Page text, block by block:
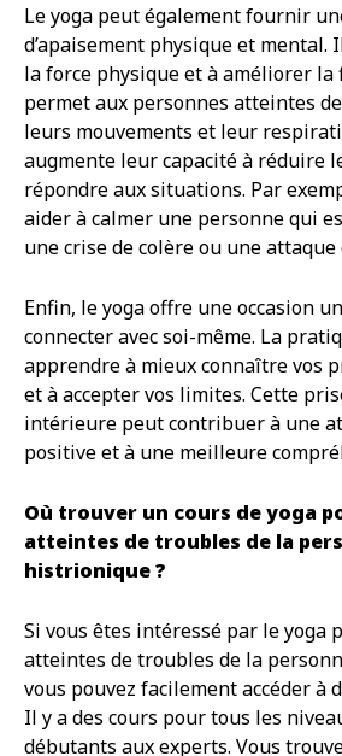
Le yoga peut également fournir
d’apaisement physique et mental.
la force physique et à améliorer
permet aux personnes atteintes
leurs mouvements et leur
augmente leur capacité à réduire
répondre aux situations. Par
aider à calmer une personne qui
une crise de colère ou une attaque
Enfin, le yoga offre une occasion
connecter avec soi-même. La
apprendre à mieux connaître vos
et à accepter vos limites. Cette
intérieure peut contribuer à une
positive et à une meilleure
Où trouver un cours de yoga
atteintes de troubles de la
histrionique ?
Si vous êtes intéressé par le yoga
atteintes de troubles de la
vous pouvez facilement accéder à
Il y a des cours pour tous les
débutants aux experts. Vous